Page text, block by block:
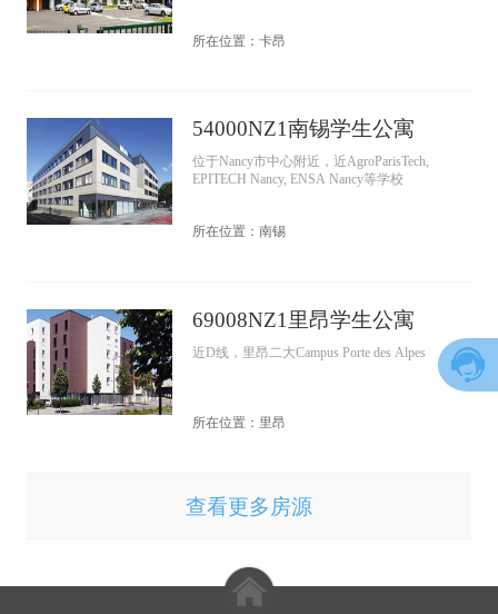
所在位置：卡昂
54000NZ1南锡学生公寓
位于Nancy市中心附近，近AgroParisTech,
EPITECH Nancy, ENSA Nancy等学校
所在位置：南锡
69008NZ1里昂学生公寓
近D线，里昂二大Campus Porte des Alpes
所在位置：里昂
查看更多房源